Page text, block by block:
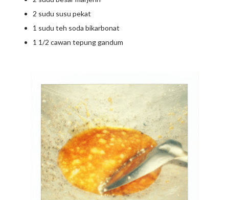
2 sudu susu pekat
1 sudu teh soda bikarbonat
1 1/2 cawan tepung gandum